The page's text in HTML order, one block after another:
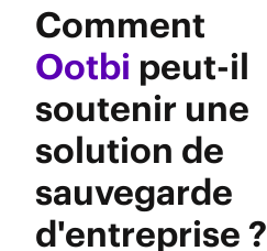
Comment
Ootbi peut-il
soutenir une
solution de
sauvegarde
d'entreprise ?